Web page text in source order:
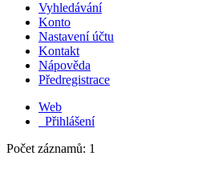
Vyhledávání
Konto
Nastavení účtu
Kontakt
Nápověda
Předregistrace
Web
Přihlášení
Počet záznamů: 1